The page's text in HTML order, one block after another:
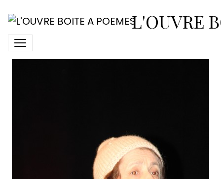
L'OUVRE
2018-avril-7-spectacle-
loup09-claude